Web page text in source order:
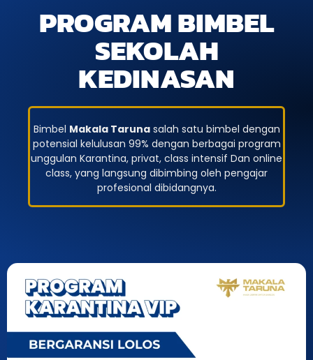
PROGRAM BIMBEL
SEKOLAH
KEDINASAN
Bimbel Makala Tarunasalah satu bimbel dengan
potensial kelulusan 99% dengan berbagai program
unggulan Karantina, privat, class intensif Dan online
class, yang langsung dibimbing oleh pengajar
profesional dibidangnya.